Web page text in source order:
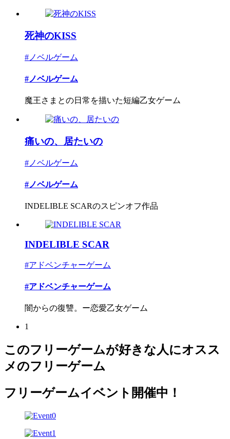
死神のKISS
#ノベルゲーム
#ノベルゲーム
魔王さまとの日常を描いた短編乙女ゲーム
痛いの、居たいの
#ノベルゲーム
#ノベルゲーム
INDELIBLE SCARのスピンオフ作品
INDELIBLE SCAR
#アドベンチャーゲーム
#アドベンチャーゲーム
闇からの復讐。ー恋愛乙女ゲーム
1
このフリーゲームが好きな人にオスス
メのフリーゲーム
フリーゲームイベント開催中！